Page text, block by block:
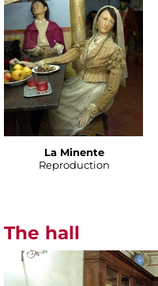
La Minente
Reproduction
The hall